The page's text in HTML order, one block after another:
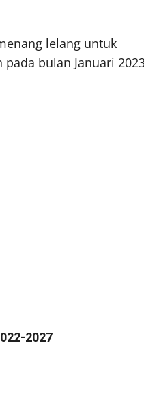
lelang untuk
bulan Januari
2027